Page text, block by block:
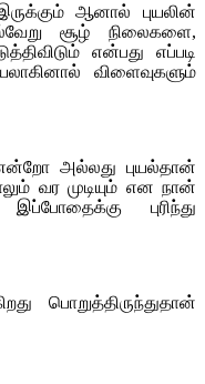
ஆனால் புயலின்
சூழ் நிலைகளை,
என்பது எப்படி
விளைவுகளும்
அல்லது புயல்தான்
வர முடியும் என நான்
புரிந்து
பொறுத்திருந்துதான்